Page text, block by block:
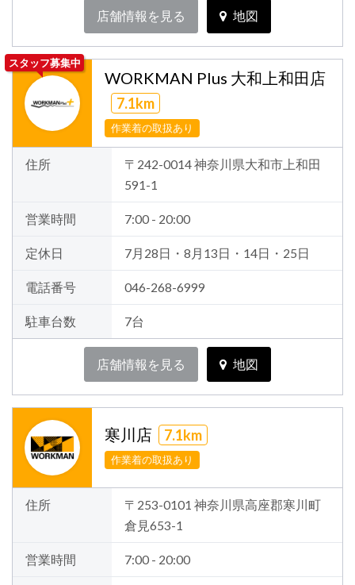
店舗情報を見る 地図
スタッフ募集中
WORKMAN Plus 大和上和田店
7.1km
作業着の取扱あり
住所
〒242-0014 神奈川県大和市上和田
591-1
営業時間 7:00 - 20:00
定休日 7月28日・8月13日・14日・25日
電話番号 046-268-6999
駐車台数 7台
店舗情報を見る 地図
寒川店 7.1km
作業着の取扱あり
住所
〒253-0101 神奈川県高座郡寒川町
倉見653-1
営業時間 7:00 - 20:00